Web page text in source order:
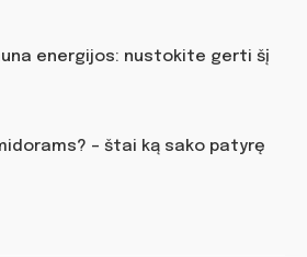
energijos: nustokite gerti šį
– štai ką sako patyrę